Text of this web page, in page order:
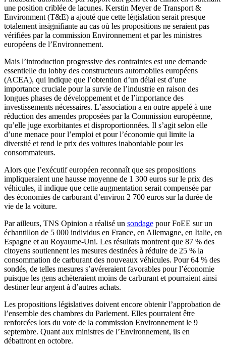
une position criblée de lacunes. Kerstin Meyer de Transport &
Environment (T&E) a ajouté que cette législation serait presque
totalement insignifiante au cas où les propositions ne seraient pas
vérifiées par la commission Environnement et par les ministres
européens de l’Environnement.
Mais l’introduction progressive des contraintes est une demande
essentielle du lobby des constructeurs automobiles européens
(ACEA), qui indique que l’obtention d’un délai est d’une
importance cruciale pour la survie de l’industrie en raison des
longues phases de développement et de l’importance des
investissements nécessaires. L’association a en outre appelé à une
réduction des amendes proposées par la Commission européenne,
qu’elle juge exorbitantes et disproportionnées. Il s’agit selon elle
d’une menace pour l’emploi et pour l’économie qui limite la
diversité et rend le prix des voitures inabordable pour les
consommateurs.
Alors que l’exécutif européen reconnaît que ses propositions
impliqueraient une hausse moyenne de 1 300 euros sur le prix des
véhicules, il indique que cette augmentation serait compensée par
des économies de carburant d’environ 2 700 euros sur la durée de
vie de la voiture.
Par ailleurs, TNS Opinion a réalisé un sondage pour FoEE sur un
échantillon de 5 000 individus en France, en Allemagne, en Italie, en
Espagne et au Royaume-Uni. Les résultats montrent que 87 % des
citoyens soutiennent les mesures destinées à réduire de 25 % la
consommation de carburant des nouveaux véhicules. Pour 64 % des
sondés, de telles mesures s’avéreraient favorables pour l’économie
puisque les gens achèteraient moins de carburant et pourraient ainsi
destiner leur argent à d’autres achats.
Les propositions législatives doivent encore obtenir l’approbation de
l’ensemble des chambres du Parlement. Elles pourraient être
renforcées lors du vote de la commission Environnement le 9
septembre. Quant aux ministres de l’Environnement, ils en
débattront en octobre.